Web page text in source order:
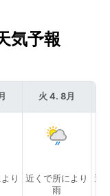
気予報
り
火 4. 8月
近くで所により
雨
近